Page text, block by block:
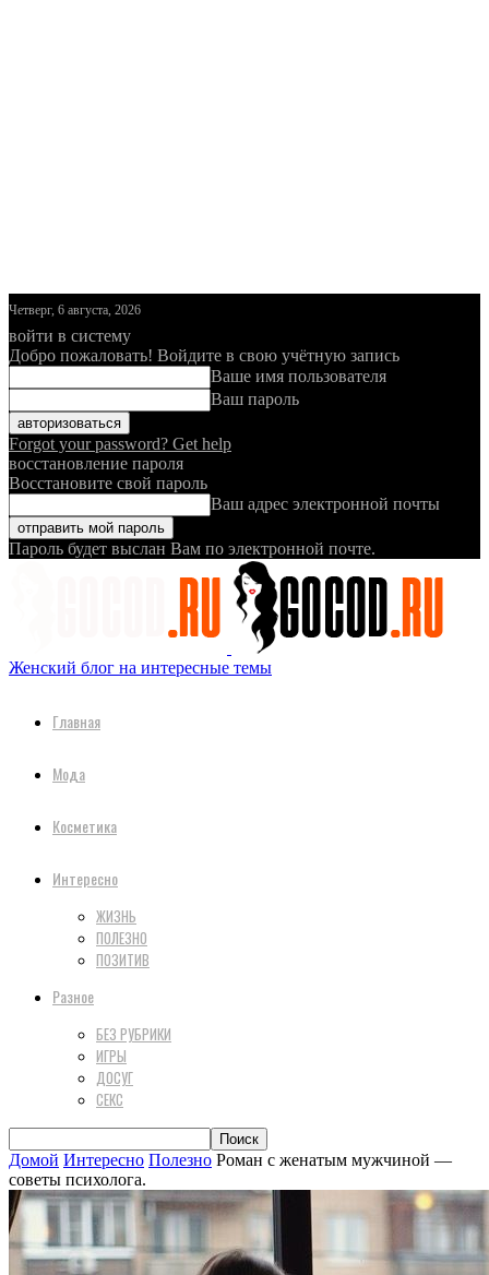
Четверг, 6 августа, 2026
войти в систему
Добро пожаловать! Войдите в свою учётную запись
Ваше имя пользователя
Ваш пароль
Forgot your password? Get help
восстановление пароля
Восстановите свой пароль
Ваш адрес электронной почты
Пароль будет выслан Вам по электронной почте.
Женский блог на интересные темы
Главная
Мода
Косметика
Интересно
ЖИЗНЬ
ПОЛЕЗНО
ПОЗИТИВ
Разное
БЕЗ РУБРИКИ
ИГРЫ
ДОСУГ
СЕКС
Домой Интересно Полезно Роман с женатым мужчиной —
советы психолога.